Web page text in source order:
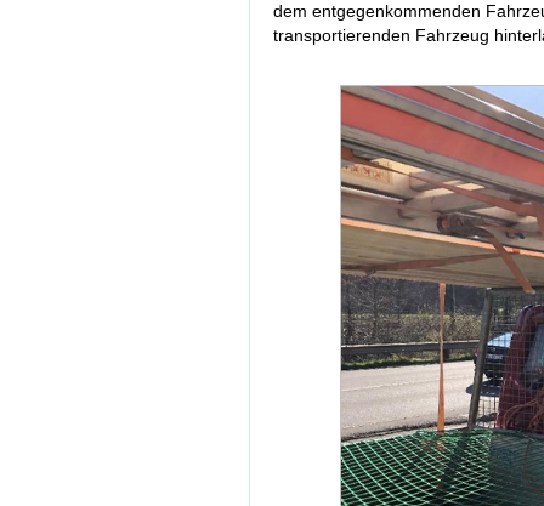
dem entgegenkommenden
transportierenden Fahrzeug